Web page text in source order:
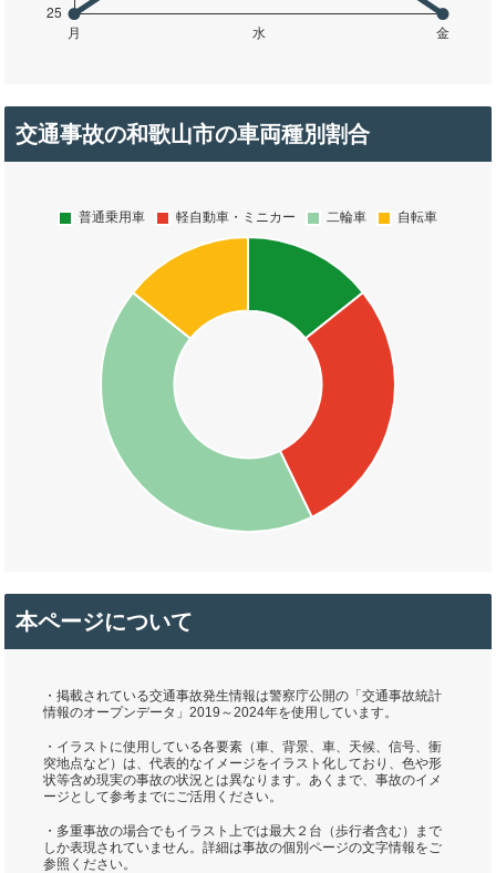
交通事故の和歌山市の車両種別割合
本ページについて
・掲載されている交通事故発生情報は警察庁公開の「交通事故統計
情報のオープンデータ」2019～2024年を使用しています。
・イラストに使用している各要素（車、背景、車、天候、信号、衝
突地点など）は、代表的なイメージをイラスト化しており、色や形
状等含め現実の事故の状況とは異なります。あくまで、事故のイメ
ージとして参考までにご活用ください。
・多重事故の場合でもイラスト上では最大２台（歩行者含む）まで
しか表現されていません。詳細は事故の個別ページの文字情報をご
参照ください。